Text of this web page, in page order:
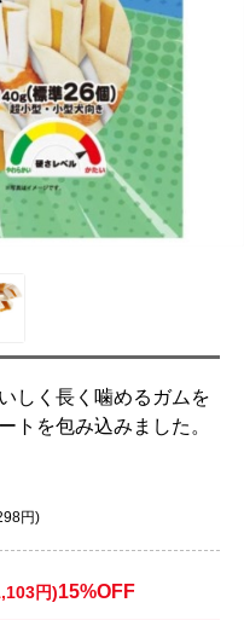
しく長く噛めるガムを
トを包み込みました。
円)
円)15%OFF